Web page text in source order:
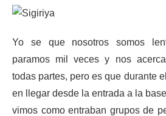
Yo se que nosotros somos
paramos mil veces y nos
todas partes, pero es que durante
en llegar desde la entrada a la
vimos como entraban grupos de